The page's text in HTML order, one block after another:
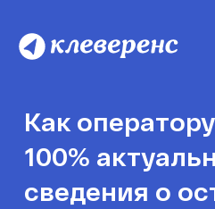
Как
100%
сведения о